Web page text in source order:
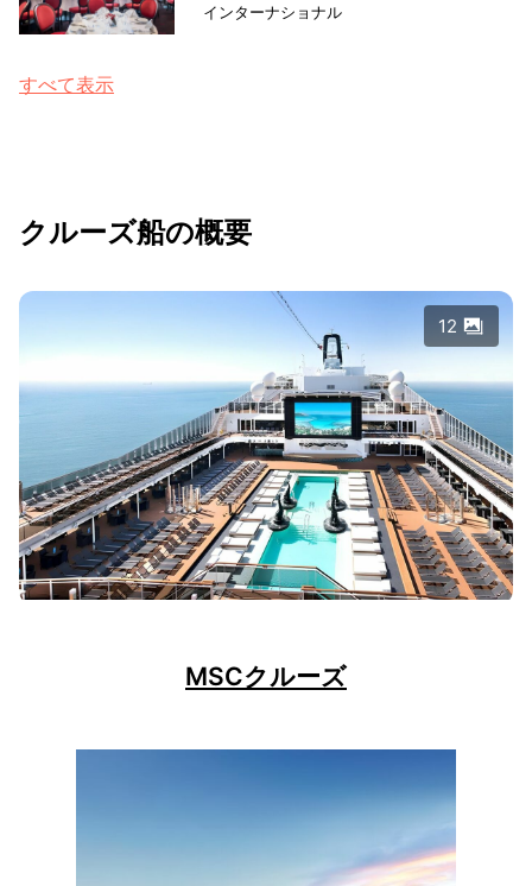
インターナショナル
すべて表示
クルーズ船の概要
12
MSCクルーズ